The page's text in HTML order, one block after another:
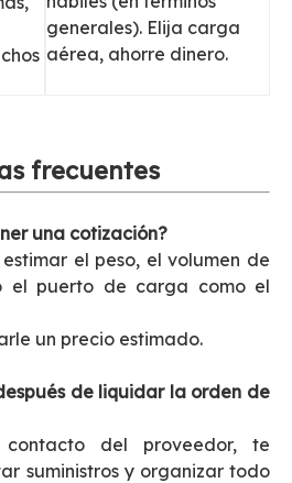
generales). Elija carga
aérea, ahorre dinero.
frecuentes
una cotización?
el peso, el volumen de
el puerto de carga como el
un precio estimado.
de liquidar la orden de
del proveedor, te
suministros y organizar todo